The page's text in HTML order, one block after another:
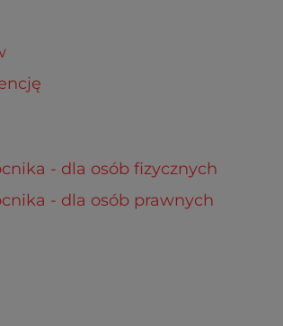
- dla osób fizycznych
- dla osób prawnych